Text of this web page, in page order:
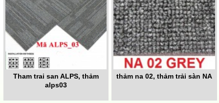
Tham trai san ALPS, thảm
alps03
thảm na 02, thảm trải sàn NA